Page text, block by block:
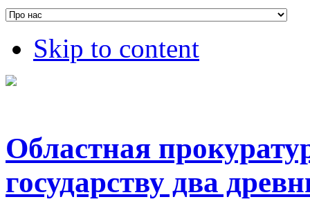
Skip to content
Областная
государству два